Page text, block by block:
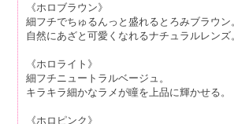
《ホロブラウン》
細フチでちゅるんっと盛れるとろみブラウン。
自然にあざと可愛くなれるナチュラルレンズ。
《ホロライト》
細フチニュートラルベージュ。
キラキラ細かなラメが瞳を上品に輝かせる。
《ホロピンク》